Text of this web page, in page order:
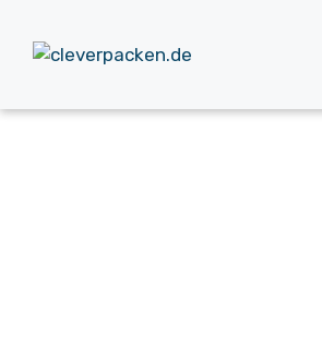
Inhalt
springen